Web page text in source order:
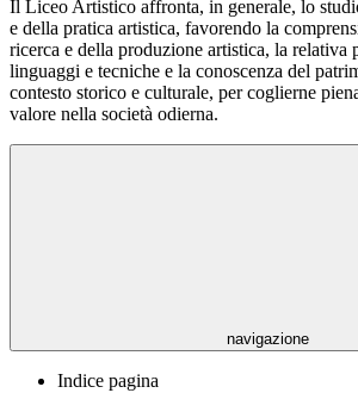
Il Liceo Artistico affronta, in generale, lo
e della pratica artistica, favorendo la
ricerca e della produzione artistica, la relativa
linguaggi e tecniche e la conoscenza del
contesto storico e culturale, per coglierne
valore nella società odierna.
navigazione
Indice pagina